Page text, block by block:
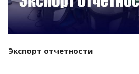
Экспорт отчетности